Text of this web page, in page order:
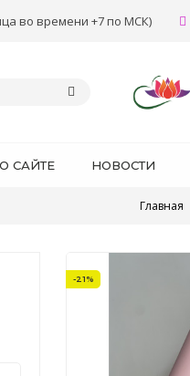
во времени +7 по МСК)
О САЙТЕ НОВОСТИ
Главная
-21%